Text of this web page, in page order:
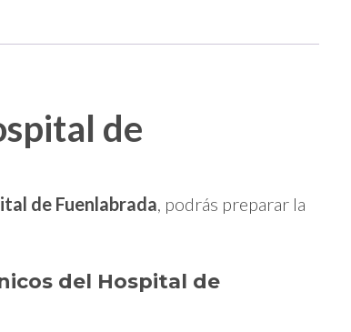
de
de Fuenlabrada, podrás preparar la
del Hospital de